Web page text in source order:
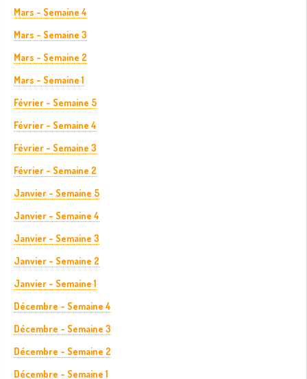
Mars - Semaine 4
Mars - Semaine 3
Mars - Semaine 2
Mars - Semaine 1
Février - Semaine 5
Février - Semaine 4
Février - Semaine 3
Février - Semaine 2
Janvier - Semaine 5
Janvier - Semaine 4
Janvier - Semaine 3
Janvier - Semaine 2
Janvier - Semaine 1
Décembre - Semaine 4
Décembre - Semaine 3
Décembre - Semaine 2
Décembre - Semaine 1